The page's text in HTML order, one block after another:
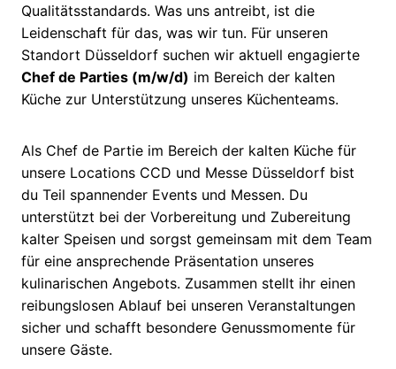
Qualitätsstandards. Was uns antreibt, ist die
Leidenschaft für das, was wir tun. Für unseren
Standort Düsseldorf suchen wir aktuell engagierte
Chef de Parties (m/w/d) im Bereich der kalten
Küche zur Unterstützung unseres Küchenteams.
Als Chef de Partie im Bereich der kalten Küche für
unsere Locations CCD und Messe Düsseldorf bist
du Teil spannender Events und Messen. Du
unterstützt bei der Vorbereitung und Zubereitung
kalter Speisen und sorgst gemeinsam mit dem Team
für eine ansprechende Präsentation unseres
kulinarischen Angebots. Zusammen stellt ihr einen
reibungslosen Ablauf bei unseren Veranstaltungen
sicher und schafft besondere Genussmomente für
unsere Gäste.